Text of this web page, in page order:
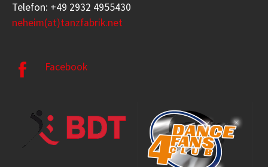
Telefon: +49 2932 4955430
neheim(at)tanzfabrik.net
Facebook